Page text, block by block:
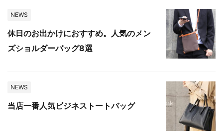
NEWS
休日のお出かけにおすすめ。人気のメン
ズショルダーバッグ8選
NEWS
当店一番人気ビジネストートバッグ